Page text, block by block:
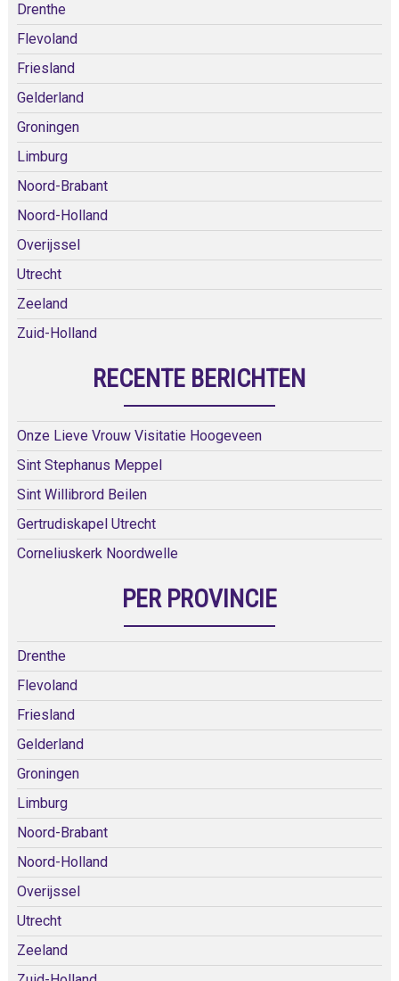
Drenthe
Flevoland
Friesland
Gelderland
Groningen
Limburg
Noord-Brabant
Noord-Holland
Overijssel
Utrecht
Zeeland
Zuid-Holland
RECENTE BERICHTEN
Onze Lieve Vrouw Visitatie Hoogeveen
Sint Stephanus Meppel
Sint Willibrord Beilen
Gertrudiskapel Utrecht
Corneliuskerk Noordwelle
PER PROVINCIE
Drenthe
Flevoland
Friesland
Gelderland
Groningen
Limburg
Noord-Brabant
Noord-Holland
Overijssel
Utrecht
Zeeland